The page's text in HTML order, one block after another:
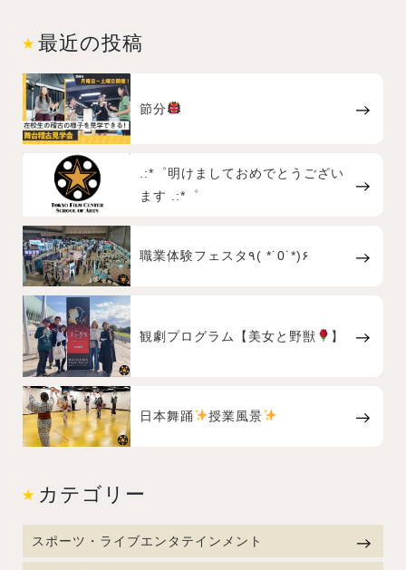
最近の投稿
節分
.:*゜明けましておめでとうござい
ます .:*゜
職業体験フェスタ٩( *˙0˙*)۶
観劇プログラム【美女と野獣 】
日本舞踊 授業風景
カテゴリー
スポーツ・ライブエンタテインメント